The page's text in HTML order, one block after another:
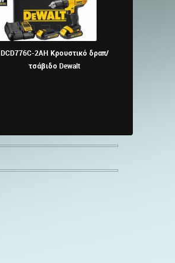
DCD776C-2AH Κρουστικό δραπ/
τσάβιδο Dewalt